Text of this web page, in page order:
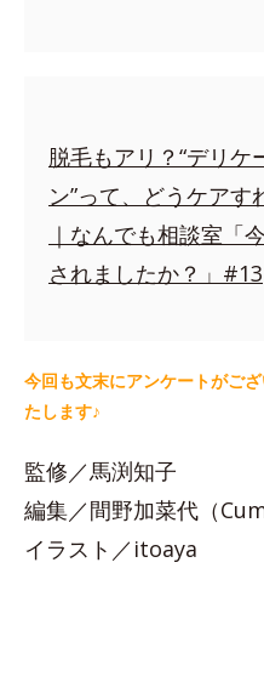
脱毛もアリ？“デリケ
ン”って、どうケアす
｜なんでも相談室「
されましたか？」#13
今回も文末にアンケートがご
たします♪
監修／馬渕知子
編集／間野加菜代（
イラスト／itoaya